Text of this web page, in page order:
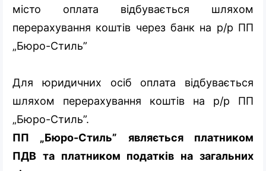
місто оплата відбувається шляхом
перерахування коштів через банк на р/р ПП
„Бюро-Стиль”
Для юридичних осіб оплата відбувається
шляхом перерахування коштів на р/р ПП
„Бюро-Стиль”.
ПП „Бюро-Стиль” являється платником
ПДВ та платником податків на загальних